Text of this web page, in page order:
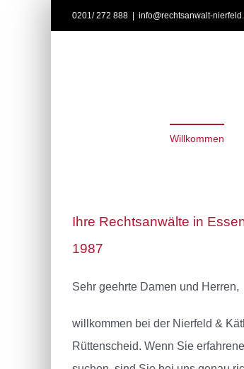
0201/ 272 888 info@rechtsanwalt-
Willkommen
Ihre Rechtsanwälte in
1987
Sehr geehrte Damen und Herren,
willkommen bei der Nierfeld &
Rüttenscheid. Wenn Sie